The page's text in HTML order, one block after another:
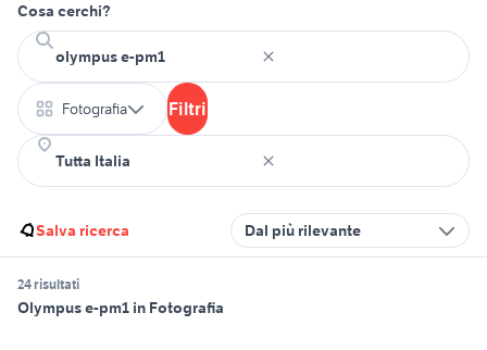
Cosa cerchi?
Fotografia Filtri
Salva ricerca Dal più rilevante
24 risultati
Olympus e-pm1 in Fotografia